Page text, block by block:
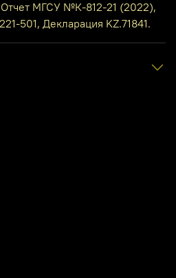
Отчет МГСУ №К-812-21 (2022),
501, Декларация KZ.71841.